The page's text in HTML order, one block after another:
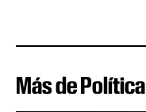
Más de Política